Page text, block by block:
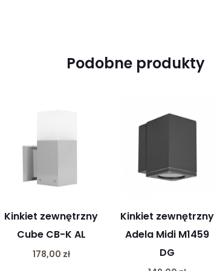
Podobne produkty
Kinkiet zewnętrzny
Cube CB-K AL
178,00 zł
Kinkiet zewnętrzny
Adela Midi M1459
DG